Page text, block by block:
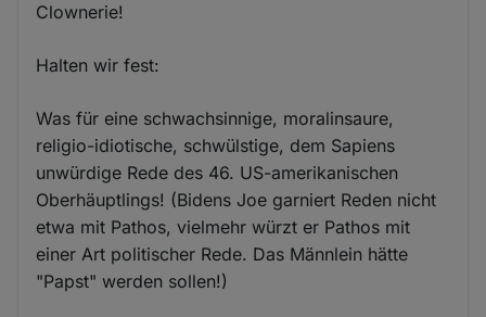
Clownerie!
Halten wir fest:
Was für eine schwachsinnige, moralinsaure,
religio-idiotische, schwülstige, dem Sapiens
unwürdige Rede des 46. US-amerikanischen
Oberhäuptlings! (Bidens Joe garniert Reden nicht
etwa mit Pathos, vielmehr würzt er Pathos mit
einer Art politischer Rede. Das Männlein hätte
"Papst" werden sollen!)